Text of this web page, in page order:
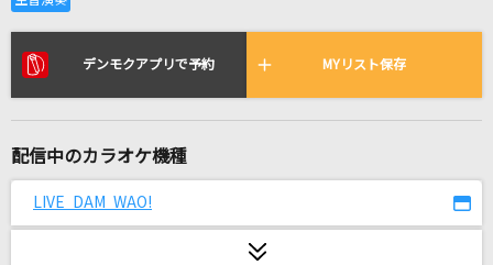
リアルタイムで歌われている曲の一覧
[生音]Tomorrow never knows
デンモクアプリで予約 MYリスト保存
配信中のカラオケ機種
LIVE DAM WAO!